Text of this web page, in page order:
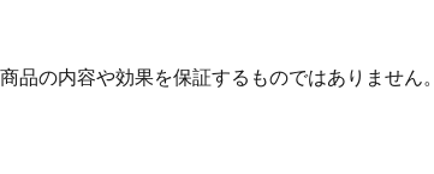
品の内容や効果を保証するものではありません。